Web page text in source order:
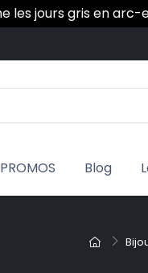
les jours gris en
PROMOS Blog